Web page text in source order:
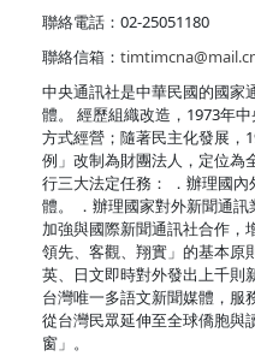
聯絡電話：02-25051180
聯絡信箱：
中央通訊社是中華民國的國家
體。 經歷組織改造，1973年
方式經營；隨著民主化發展，
例」改制為財團法人，定位為
行三大法定任務： ．辦理國
體。 ．辦理國家對外新聞通訊
加強與國際新聞通訊社合作，
領先、客觀、翔實」的基本原
英、日文即時對外發出上千則
台灣唯一多語文新聞媒體，服
從台灣民眾延伸至全球僑胞與
窗」。